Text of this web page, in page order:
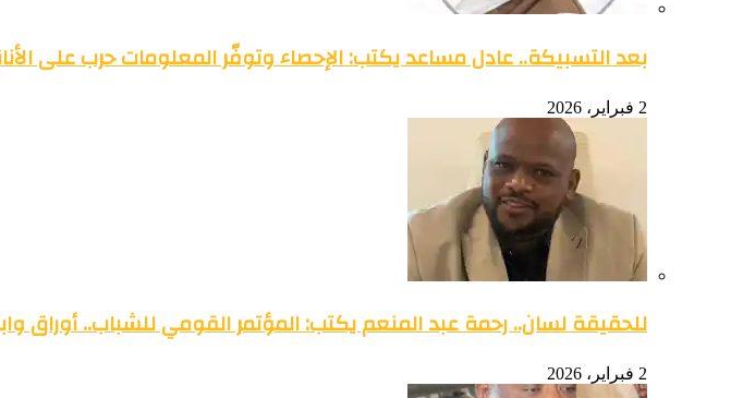
بعد التسبيكة.. عادل مساعد يكتب: الإحصاء وتوفّر المعلومات حرب على
2 فبراير، 2026
للحقيقة لسان.. رحمة عبد المنعم يكتب: المؤتمر القومي للشباب.. أوراق
2 فبراير، 2026